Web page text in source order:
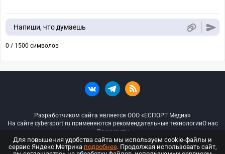
Напиши, что думаешь
0 / 1500 символов
Разработчиком сайта является ООО «ЕСПОРТ Медиа»
На сайте cybersport.ru применяются рекомендательные технологииО нас
Документы
© ООО «Киберспорт.ру» — Все права защищены
Для повышения удобства сайта мы используем cookie-файлы и
сервис Яндекс.Метрика подробнее. Продолжая использовать сайт,